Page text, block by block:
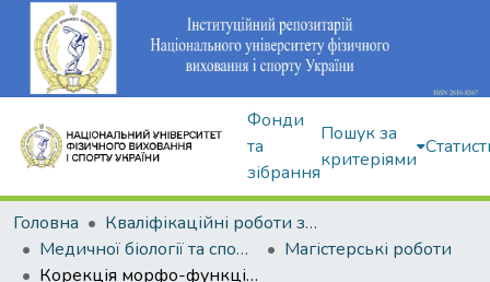
Фонди
та
зібрання
Пошук за
критеріями
Головна
Кваліфікаційні роботи здобувачів вищої освіти
Медичної біології та спортивної дієтології
Магістерські роботи
Корекція морфо-функціональних параметрів і складу тіла чоловіків другого зрілого віку засобами харчування і силового фітнесу